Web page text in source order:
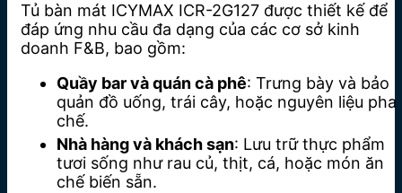
Tủ bàn mát ICYMAX ICR-2G127 được thiết kế để
đáp ứng nhu cầu đa dạng của các cơ sở kinh
doanh F&B, bao gồm:
Quầy bar và quán cà phê: Trưng bày và bảo
quản đồ uống, trái cây, hoặc nguyên liệu pha
chế.
Nhà hàng và khách sạn: Lưu trữ thực phẩm
tươi sống như rau củ, thịt, cá, hoặc món ăn
chế biến sẵn.